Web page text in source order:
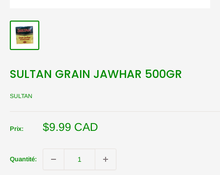
SULTAN GRAIN JAWHAR 500GR
SULTAN
Prix:
Prix
$9.99 CAD
Quantité: